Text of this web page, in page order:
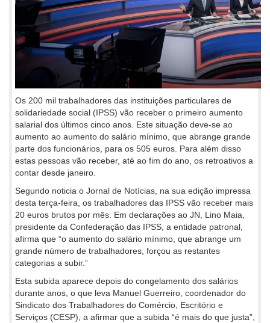
Os 200 mil trabalhadores das instituições particulares de
solidariedade social (IPSS) vão receber o primeiro aumento
salarial dos últimos cinco anos. Este situação deve-se ao
aumento ao aumento do salário mínimo, que abrange grande
parte dos funcionários, para os 505 euros. Para além disso
estas pessoas vão receber, até ao fim do ano, os retroativos a
contar desde janeiro.
Segundo noticia o Jornal de Notícias, na sua edição impressa
desta terça-feira, os trabalhadores das IPSS vão receber mais
20 euros brutos por mês. Em declarações ao JN, Lino Maia,
presidente da Confederação das IPSS, a entidade patronal,
afirma que “o aumento do salário mínimo, que abrange um
grande número de trabalhadores, forçou as restantes
categorias a subir.”
Esta subida aparece depois do congelamento dos salários
durante anos, o que leva Manuel Guerreiro, coordenador do
Sindicato dos Trabalhadores do Comércio, Escritório e
Serviços (CESP), a afirmar que a subida “é mais do que justa”,